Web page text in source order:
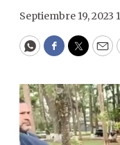
Septiembre 19, 2023
WhatsApp
Facebook